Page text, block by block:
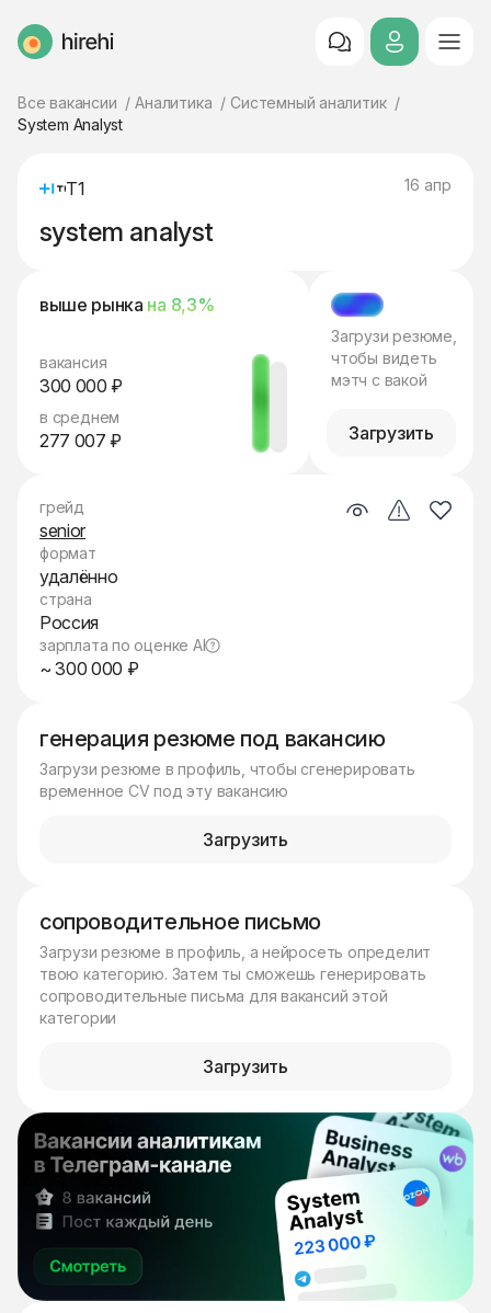
HireHi
Все вакансии Аналитика
Системный аналитик
System Analyst
Т1 16 апр
system analyst
выше рынка на 8,3%
вакансия
300 000 ₽
в среднем
277 007 ₽
МЭТЧ
Загрузи резюме,
чтобы видеть
мэтч с вакой
Загрузить
генерация резюме под вакансию
Загрузи резюме в профиль, чтобы сгенерировать
временное CV под эту вакансию
Загрузить
сопроводительное письмо
Загрузи резюме в профиль, а нейросеть определит
твою категорию. Затем ты сможешь генерировать
сопроводительные письма для вакансий этой
категории
Загрузить
грейд
senior
формат
удалённо
страна
Россия
зарплата по оценке AI
~ 300 000 ₽